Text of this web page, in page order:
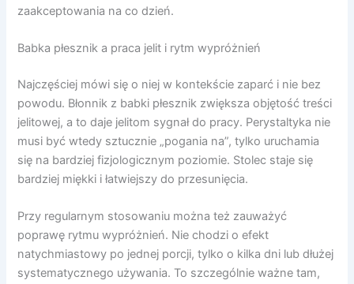
zaakceptowania na co dzień.
Babka płesznik a praca jelit i rytm wypróżnień
Najczęściej mówi się o niej w kontekście zaparć i nie bez
powodu. Błonnik z babki płesznik zwiększa objętość treści
jelitowej, a to daje jelitom sygnał do pracy. Perystaltyka nie
musi być wtedy sztucznie „pogania na”, tylko uruchamia
się na bardziej fizjologicznym poziomie. Stolec staje się
bardziej miękki i łatwiejszy do przesunięcia.
Przy regularnym stosowaniu można też zauważyć
poprawę rytmu wypróżnień. Nie chodzi o efekt
natychmiastowy po jednej porcji, tylko o kilka dni lub dłużej
systematycznego używania. To szczególnie ważne tam,